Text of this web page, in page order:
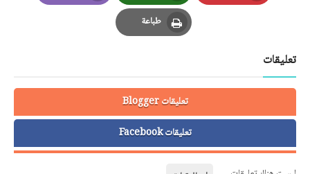
Pinterest
Whatsapp
Email
طباعة
Print
تعليقات
تعليقات Blogger
تعليقات Facebook